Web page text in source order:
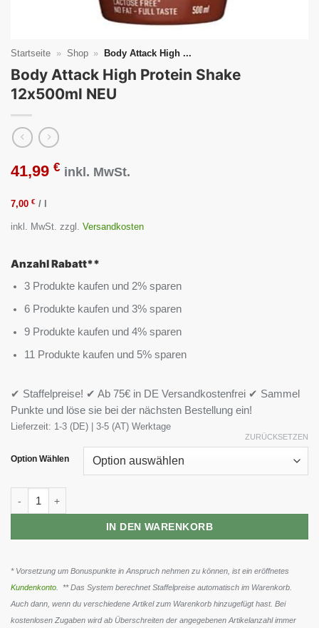
Startseite » Shop » Body Attack High ...
Body Attack High Protein Shake
12x500ml NEU
41,99 € inkl. MwSt.
7,00 € /
inkl. MwSt. zzgl. Versandkosten
Anzahl Rabatt**
3 Produkte kaufen und 2% sparen
6 Produkte kaufen und 3% sparen
9 Produkte kaufen und 4% sparen
11 Produkte kaufen und 5% sparen
✔ Staffelpreise! ✔ Ab 75€ in DE Versandkostenfrei ✔ Sammel
Punkte und löse sie bei der nächsten Bestellung ein!
Lieferzeit: 1-3 (DE) | 3-5 (AT) Werktage
Option Wählen
ZURÜCKSETZEN
IN DEN WARENKORB
* Vorsetzung um Bonuspunkte in Anspruch nehmen zu können, ist ein eröffnetes
Kundenkonto . ** Das System berechnet Staffelpreise automatisch im Warenkorb.
Auch dann, wenn du verschiedene Artikel zum Warenkorb hinzugefügt hast. Bei
kostenlosen Zugaben wird ab Überschreiten der angegebenen Artikelanzahl immer